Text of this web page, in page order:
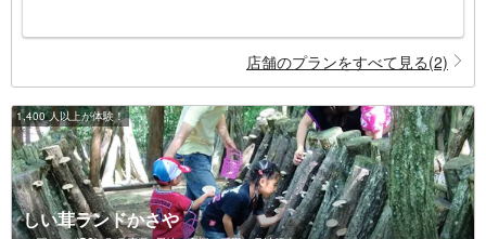
店舗のプランをすべて見る(2)
1,400 人以上が体験！
しい茸ランドかさや